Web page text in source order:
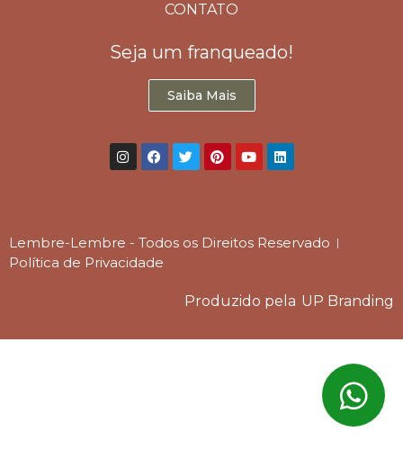
CONTATO
Seja um franqueado!
Saiba Mais
Lembre-Lembre - Todos os Direitos Reservado
Política de Privacidade
Produzido pela UP Branding